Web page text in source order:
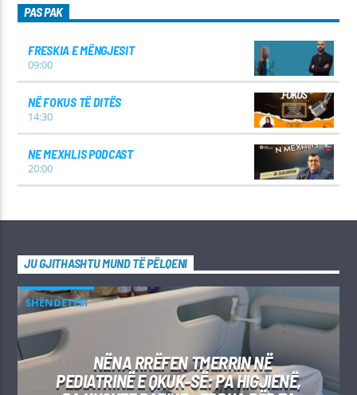
PAS PAK
FRESKIA E MËNGJESIT
09:00
NË FOKUS TË DITËS
14:30
NE MEXHLIS PODCAST
20:00
JU GJITHASHTU MUND TË PËLQENI
SHËNDETËSI
NËNA RRËFEN TMERRIN NË
PEDIATRINË E QKUK-SË: PA HIGJIENË,